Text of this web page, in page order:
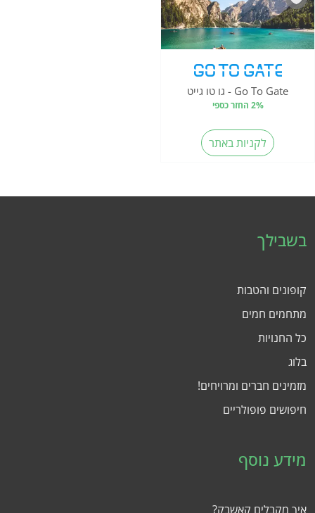
Go To Gate - גו טו גייט
2% החזר כספי
לקניות באתר
בשבילך
קופונים והטבות
מתחמים חמים
כל החנויות
בלוג
מזמינים חברים ומרויחים!
חיפושים פופולריים
מידע נוסף
איך מקבלים קאשבק?